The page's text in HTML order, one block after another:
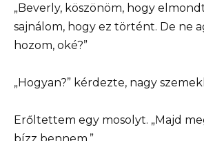
„Beverly, köszönöm, hogy
sajnálom, hogy ez történt. De ne
hozom, oké?”
„Hogyan?” kérdezte, nagy
Erőltettem egy mosolyt. „Majd